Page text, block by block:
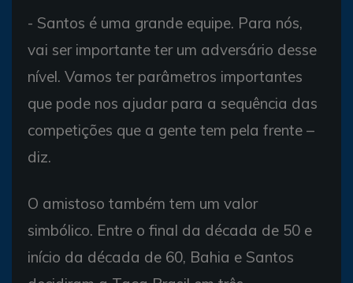
- Santos é uma grande equipe. Para nós,
vai ser importante ter um adversário desse
nível. Vamos ter parâmetros importantes
que pode nos ajudar para a sequência das
competições que a gente tem pela frente –
diz.
O amistoso também tem um valor
simbólico. Entre o final da década de 50 e
início da década de 60, Bahia e Santos